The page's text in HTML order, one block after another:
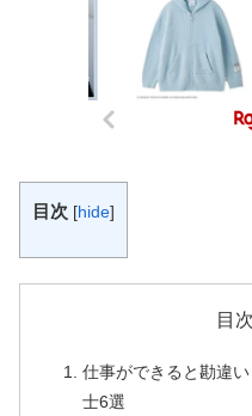
目次 [hide]
目次
仕事ができると勘違
士6選